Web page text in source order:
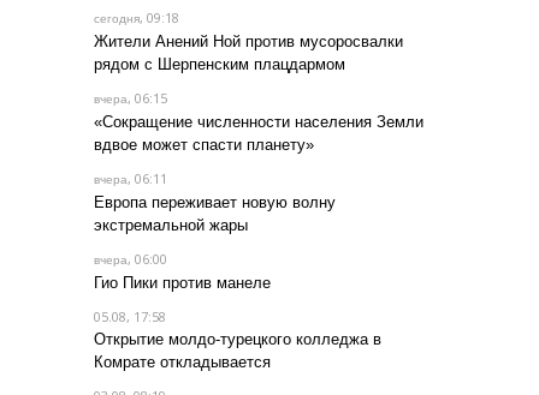
сегодня, 09:18
Жители Анений Ной против мусоросвалки
рядом с Шерпенским плацдармом
вчера, 06:15
«Сокращение численности населения Земли
вдвое может спасти планету»
вчера, 06:11
Европа переживает новую волну
экстремальной жары
вчера, 06:00
Гио Пики против манеле
05.08, 17:58
Открытие молдо-турецкого колледжа в
Комрате откладывается